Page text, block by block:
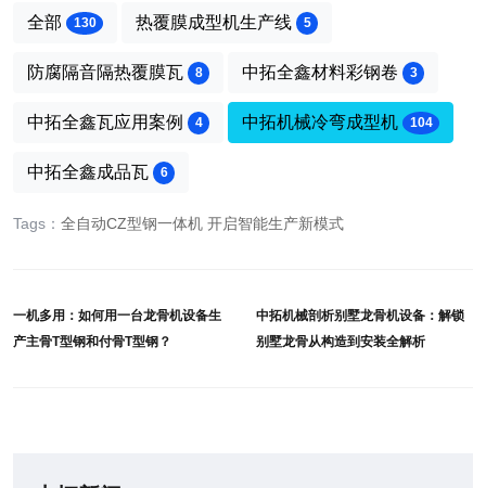
全部 130 热覆膜成型机生产线 5
防腐隔音隔热覆膜瓦 8 中拓全鑫材料彩钢卷 3
中拓全鑫瓦应用案例 4 中拓机械冷弯成型机 104
中拓全鑫成品瓦 6
Tags： 全自动CZ型钢一体机 开启智能生产新模式
一机多用：如何用一台龙骨机设备生
产主骨T型钢和付骨T型钢？
中拓机械剖析别墅龙骨机设备：解锁
别墅龙骨从构造到安装全解析